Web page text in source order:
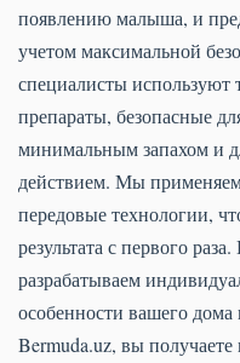
появлению малыша, и
учетом максимальной
специалисты используют
препараты, безопасные
минимальным запахом и
действием. Мы
передовые технологии,
результата с первого
разрабатываем
особенности вашего
Bermuda.uz, вы получаете